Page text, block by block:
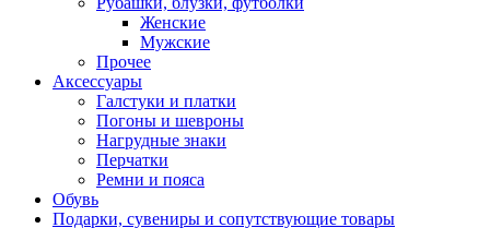
Женские
Мужские
Прочее
Аксессуары
Галстуки и платки
Погоны и шевроны
Нагрудные знаки
Перчатки
Ремни и пояса
Обувь
Подарки, сувениры и сопутствующие товары